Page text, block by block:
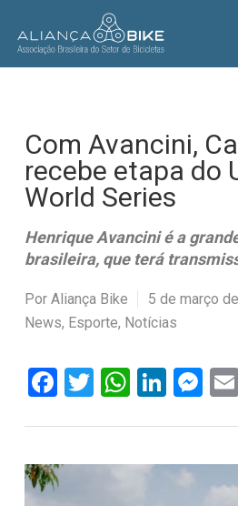
main
Com Avancini,
recebe etapa do
World Series
Henrique Avancini é a
brasileira, que terá
Por Aliança Bike 5 de março
News, Esporte, Notícias
Facebook
Twitter